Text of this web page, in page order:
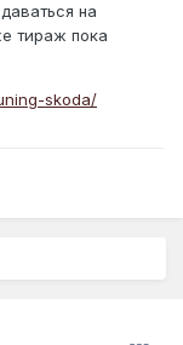
на
тираж пока
skoda/